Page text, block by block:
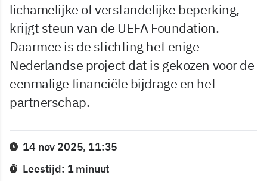
lichamelijke of verstandelijke beperking,
krijgt steun van de UEFA Foundation.
Daarmee is de stichting het enige
Nederlandse project dat is gekozen voor de
eenmalige financiële bijdrage en het
partnerschap.
14 nov 2025, 11:35
Leestijd: 1 minuut